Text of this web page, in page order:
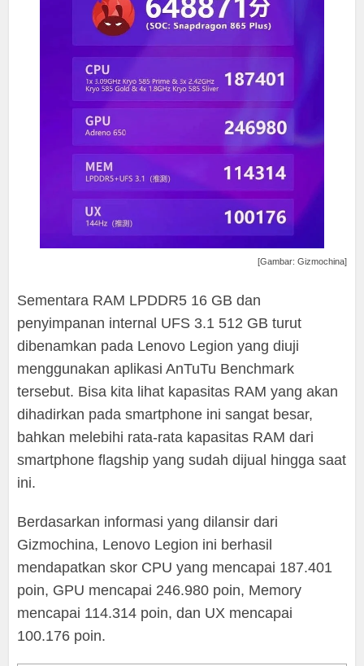
[Gambar: Gizmochina]
Sementara RAM LPDDR5 16 GB dan
penyimpanan internal UFS 3.1 512 GB turut
dibenamkan pada Lenovo Legion yang diuji
menggunakan aplikasi AnTuTu Benchmark
tersebut. Bisa kita lihat kapasitas RAM yang akan
dihadirkan pada smartphone ini sangat besar,
bahkan melebihi rata-rata kapasitas RAM dari
smartphone flagship yang sudah dijual hingga saat
ini.
Berdasarkan informasi yang dilansir dari
Gizmochina, Lenovo Legion ini berhasil
mendapatkan skor CPU yang mencapai 187.401
poin, GPU mencapai 246.980 poin, Memory
mencapai 114.314 poin, dan UX mencapai
100.176 poin.